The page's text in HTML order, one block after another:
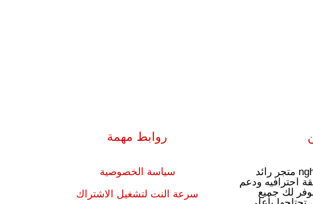
نحنا متجر nghmeteropa متجر رائد
احترافيه ودعم
لك جميع
روابط مهمة
سياسة الخصوصية
سرعة النت لتشغيل الاشتراك